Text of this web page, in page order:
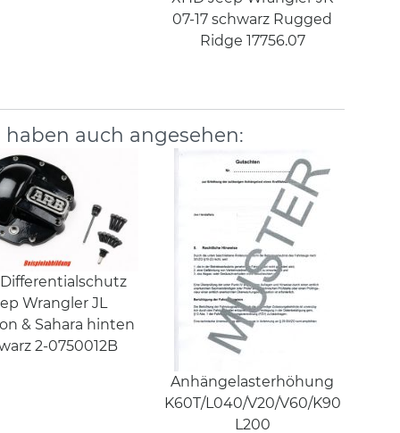
07-17 schwarz Rugged
Ridge 17756.07
auch angesehen:
Wrangler JL
& Sahara hinten
2-0750012B
Anhängelasterhöhung
K60T/L040/V20/V60/K90
L200